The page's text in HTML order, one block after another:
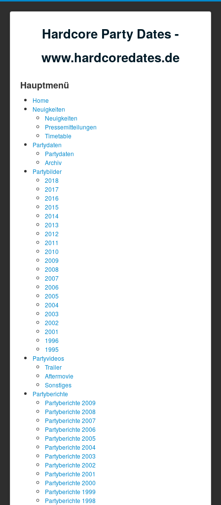
Hardcore Party Dates -
www.hardcoredates.de
Hauptmenü
Home
Neuigkeiten
Neuigkeiten
Pressemitteilungen
Timetable
Partydaten
Partydaten
Archiv
Partybilder
2018
2017
2016
2015
2014
2013
2012
2011
2010
2009
2008
2007
2006
2005
2004
2003
2002
2001
1996
1995
Partyvideos
Trailer
Aftermovie
Sonstiges
Partyberichte
Partyberichte 2009
Partyberichte 2008
Partyberichte 2007
Partyberichte 2006
Partyberichte 2005
Partyberichte 2004
Partyberichte 2003
Partyberichte 2002
Partyberichte 2001
Partyberichte 2000
Partyberichte 1999
Partyberichte 1998